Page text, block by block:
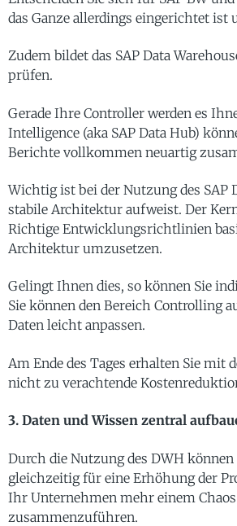
das Ganze allerdings eingerichtet
Zudem bildet das SAP Data
prüfen.
Gerade Ihre Controller werden es
Intelligence (aka SAP Data Hub)
Berichte vollkommen neuartig
Wichtig ist bei der Nutzung des SAP
stabile Architektur aufweist. Der
Richtige Entwicklungsrichtlinien
Architektur umzusetzen.
Gelingt Ihnen dies, so können Sie
Sie können den Bereich Controlling
Daten leicht anpassen.
Am Ende des Tages erhalten Sie
nicht zu verachtende
3. Daten und Wissen zentral
Durch die Nutzung des DWH
gleichzeitig für eine Erhöhung der
Ihr Unternehmen mehr einem
zusammenzuführen.